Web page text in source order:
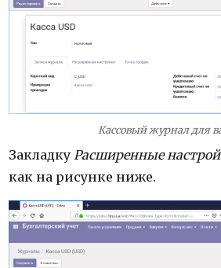
Кассовый журнал для
Закладку Расширенные
как на рисунке ниже.